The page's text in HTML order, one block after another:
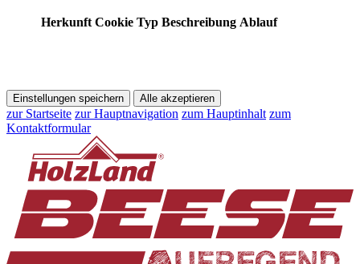
Herkunft Cookie Typ Beschreibung Ablauf
Einstellungen speichern Alle akzeptieren
zur Startseite zur Hauptnavigation zum Hauptinhalt zum
Kontaktformular